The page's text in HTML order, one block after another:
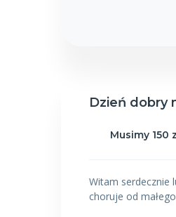
Dzień dobry
Musimy 150
Witam serdecznie
choruje od